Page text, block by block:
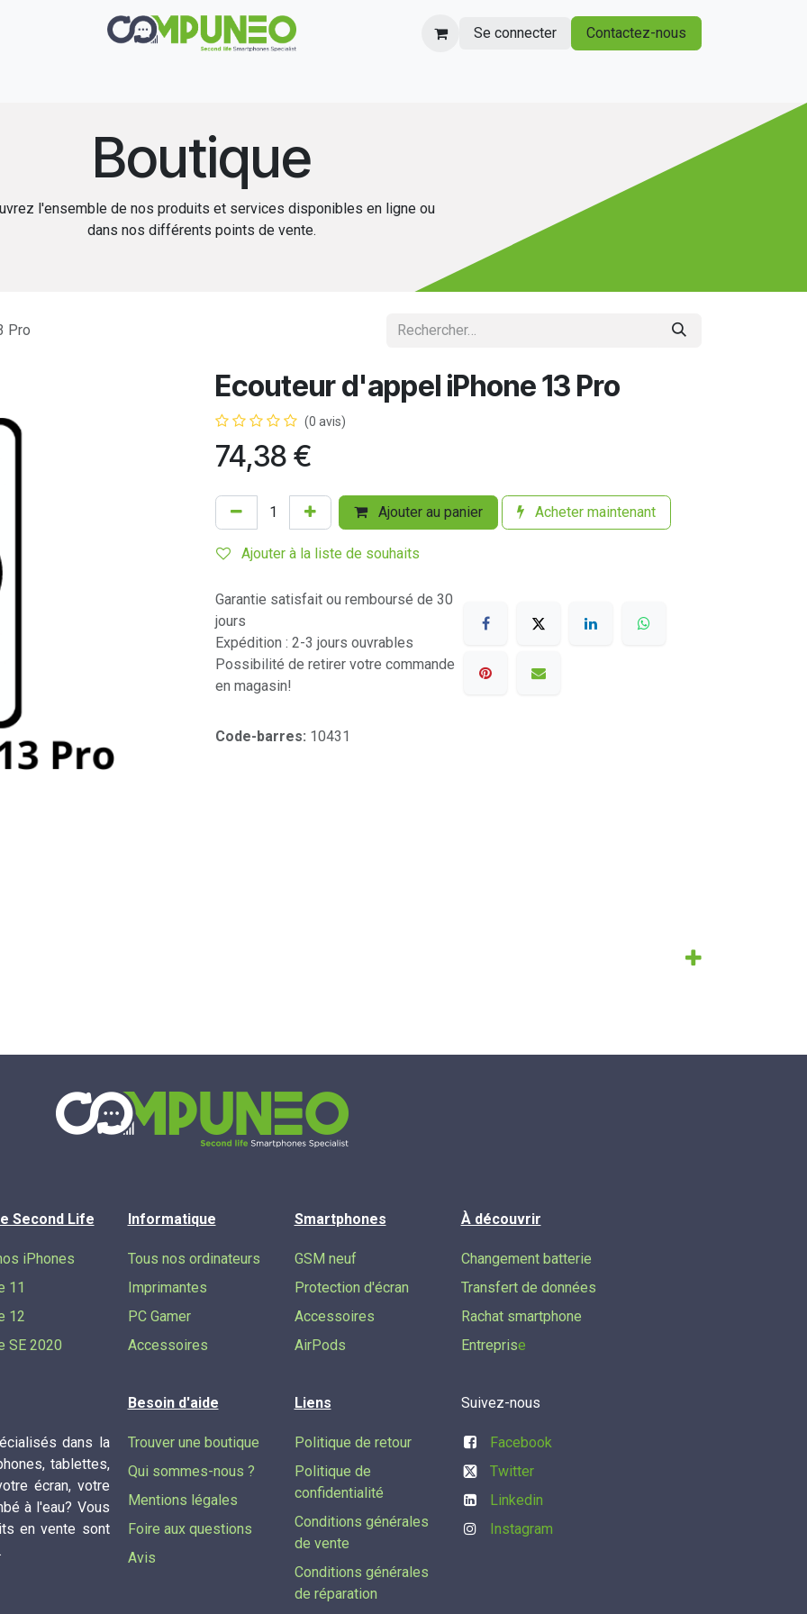
Se connecter Contactez-nous
Boutique
l'ensemble de nos produits et services disponibles en ligne ou
dans nos différents points de vente.
Pro
Ecouteur d'appel iPhone 13 Pro
(0 avis)
74,38 €
Ajouter au panier Acheter maintenant
Ajouter à la liste de souhaits
Garantie satisfait ou remboursé de 30
jours
Expédition : 2-3 jours ouvrables
Possibilité de retirer votre commande
en magasin!
Code-barres: 10431
dans la
tablettes,
écran, votre
à l'eau? Vous
en vente sont
Informatique
Tous nos ordinateurs
Imprimantes
PC Gamer
Accessoires
Smartphones
GSM neuf
Protection d'écran
Accessoires
AirPods
À découvrir
Changement batterie
Transfert de données​
Rachat smartphone
Entreprise
Second Life
iPhones
11
12
SE 2020
Besoin d'aide
Trouver une boutique
Qui sommes-nous ?
Mentions légales
Foire aux questions
Avis
Liens
Politique de retour
Politique de
confidentialité
Conditions générales
de vente
Conditions générales
de réparation
Suivez-nous
Facebook
Twitter
Linkedin
Instagram